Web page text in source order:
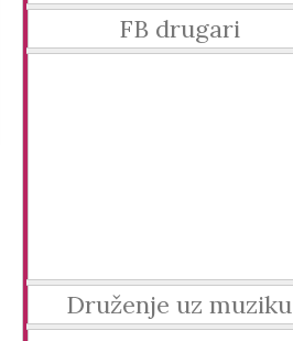
FB drugari
Druženje uz muziku